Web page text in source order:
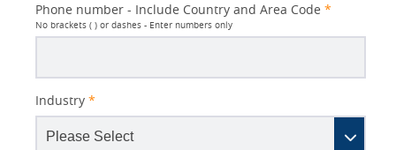
Phone number - Include Country and Area Code *
No brackets ( ) or dashes - Enter numbers only
Industry *